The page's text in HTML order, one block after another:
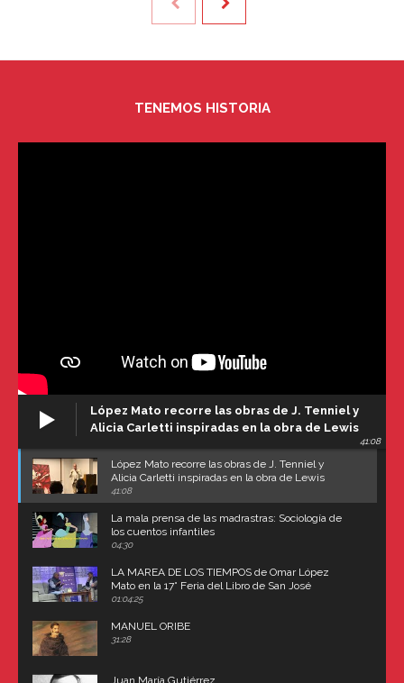
TENEMOS HISTORIA
López Mato recorre las obras de J. Tenniel y
Alicia Carletti inspiradas en la obra de Lewis
41:08
López Mato recorre las obras de J. Tenniel y
Alicia Carletti inspiradas en la obra de Lewis
Carroll
41:08
La mala prensa de las madrastras: Sociología de
los cuentos infantiles
04:30
LA MAREA DE LOS TIEMPOS de Omar López
Mato en la 17° Feria del Libro de San José
(Uruguay)
01:04:25
MANUEL ORIBE
31:28
Juan María Gutiérrez